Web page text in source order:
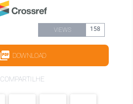
VIEWS 158
DOWNLOAD
COMPARTILHE